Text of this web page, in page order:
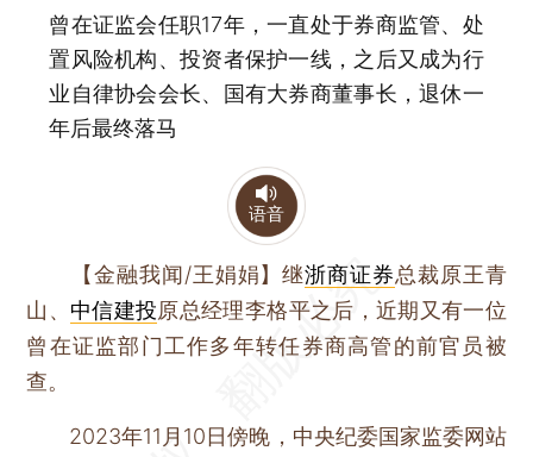
曾在证监会任职17年，一直处于券商监管、处
置风险机构、投资者保护一线，之后又成为行
业自律协会会长、国有大券商董事长，退休一
年后最终落马
语音
【金融我闻/王娟娟】继浙商证券总裁原王青
山、 中信建投原总经理李格平之后，近期又有一位
曾在证监部门工作多年转任券商高管的前官员被
查。
2023年11月10日傍晚，中央纪委国家监委网站